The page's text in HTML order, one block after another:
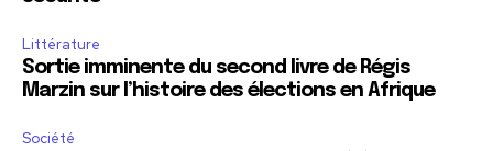
Littérature
Sortie imminente du second livre de Régis
Marzin sur l’histoire des élections en Afrique
Société